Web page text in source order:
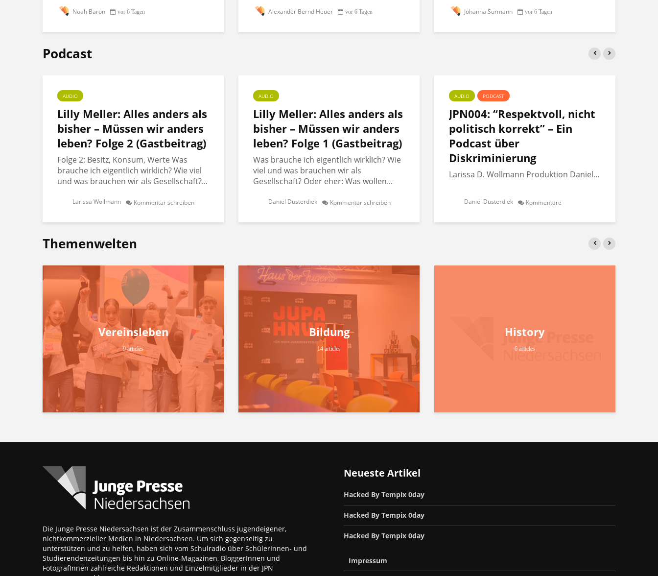
Noah Baron vor 6 Tagen Alexander Bernd Heuer vor 6 Tagen Johanna Surmann vor 6 Tagen
Podcast
AUDIO
Lilly Meller: Alles anders als
bisher – Müssen wir anders
leben? Folge 2 (Gastbeitrag)
Folge 2: Besitz, Konsum, Werte Was
brauche ich eigentlich wirklich? Wie viel
und was brauchen wir als Gesellschaft?...
Larissa Wollmann Kommentar schreiben
AUDIO
Lilly Meller: Alles anders als
bisher – Müssen wir anders
leben? Folge 1 (Gastbeitrag)
Was brauche ich eigentlich wirklich? Wie
viel und was brauchen wir als
Gesellschaft? Oder eher: Was wollen...
Daniel Düsterdiek Kommentar schreiben
AUDIO PODCAST
JPN004: “Respektvoll, nicht
politisch korrekt” – Ein
Podcast über
Diskriminierung
Larissa D. Wollmann Produktion Daniel...
Daniel Düsterdiek Kommentare
Themenwelten
Vereinsleben
9 articles
Bildung
14 articles
History
6 articles
Die Junge Presse Niedersachsen ist der Zusammenschluss jugendeigener,
nichtkommerzieller Medien in Niedersachsen. Um sich gegenseitig zu
unterstützen und zu helfen, haben sich vom Schulradio über SchülerInnen- und
Studierendenzeitungen bis hin zu Online-Magazinen, BloggerInnen und
FotografInnen zahlreiche Redaktionen und Einzelmitglieder in der JPN
Neueste Artikel
Hacked By Tempix 0day
Hacked By Tempix 0day
Hacked By Tempix 0day
Impressum